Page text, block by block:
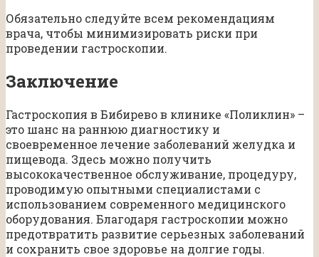
Обязательно следуйте всем рекомендациям
врача, чтобы минимизировать риски при
проведении гастроскопии.
Заключение
Гастроскопия в Бибирево в клинике «Поликлин» –
это шанс на раннюю диагностику и
своевременное лечение заболеваний желудка и
пищевода. Здесь можно получить
высококачественное обслуживание, процедуру,
проводимую опытными специалистами с
использованием современного медицинского
оборудования. Благодаря гастроскопии можно
предотвратить развитие серьезных заболеваний
и сохранить свое здоровье на долгие годы.